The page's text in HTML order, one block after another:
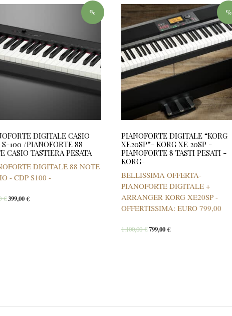
%
DIGITALE CASIO
S-100 /PIANOFORTE 88
CASIO TASTIERA PESATA
DIGITALE 88 NOTE
- CDP S100 -
€399,00€
%
PIANOFORTE DIGITALE “KORG
XE20SP”- KORG XE 20SP -
PIANOFORTE 8 TASTI PESATI -
KORG-
BELLISSIMA OFFERTA-
PIANOFORTE DIGITALE +
ARRANGER KORG XE20SP -
OFFERTISSIMA: EURO 799,00
1.100,00€799,00€